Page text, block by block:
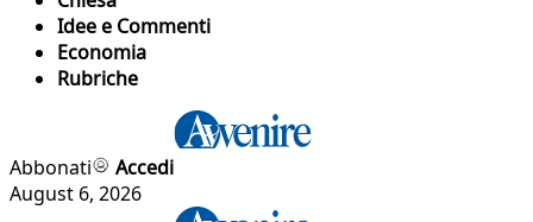
Idee e Commenti
Economia
Rubriche
Abbonati
Accedi
August 6, 2026